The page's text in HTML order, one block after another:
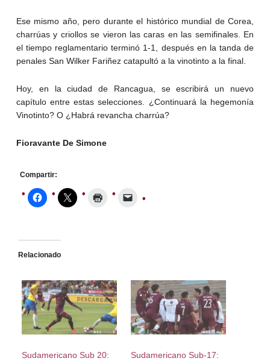
Ese mismo año, pero durante el histórico mundial de Corea,
charrúas y criollos se vieron las caras en las semifinales. En
el tiempo reglamentario terminó 1-1, después en la tanda de
penales San Wilker Fariñez catapultó a la vinotinto a la final.
Hoy, en la ciudad de Rancagua, se escribirá un nuevo
capítulo entre estas selecciones. ¿Continuará la hegemonía
Vinotinto? O ¿Habrá revancha charrúa?
Fioravante De Simone
Compartir:
Relacionado
Sudamericano Sub 20:
Sudamericano Sub-17: